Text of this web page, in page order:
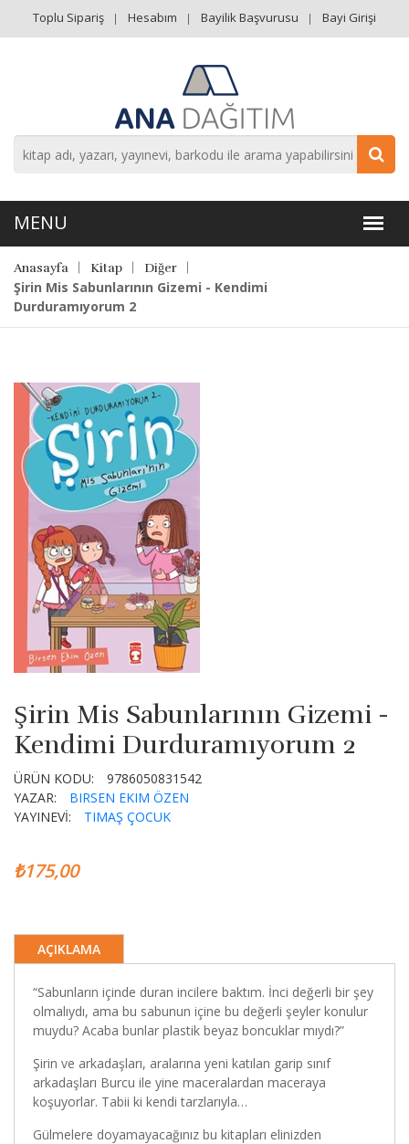
Toplu Sipariş Hesabım Bayilik Başvurusu Bayi Girişi
Anasayfa Kitap Diğer
Şirin Mis Sabunlarının Gizemi - Kendimi
Durduramıyorum 2
Şirin Mis Sabunlarının Gizemi -
Kendimi Durduramıyorum 2
ÜRÜN KODU:
9786050831542
YAZAR:
BIRSEN EKIM ÖZEN
YAYINEVİ:
TIMAŞ ÇOCUK
₺175,00
AÇIKLAMA
“Sabunların içinde duran incilere baktım. İnci değerli bir şey
olmalıydı, ama bu sabunun içine bu değerli şeyler konulur
muydu? Acaba bunlar plastik beyaz boncuklar mıydı?”
Şirin ve arkadaşları, aralarına yeni katılan garip sınıf
arkadaşları Burcu ile yine maceralardan maceraya
koşuyorlar. Tabii ki kendi tarzlarıyla…
Gülmelere doyamayacağınız bu kitapları elinizden